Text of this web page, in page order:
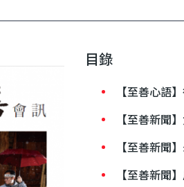
目錄
【至善心語
【至善新聞
【至善新聞
【至善新聞